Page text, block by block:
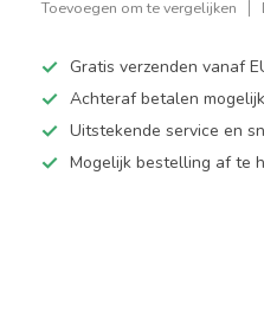
Toevoegen om te vergelijken
Gratis verzenden vanaf
Achteraf betalen
Uitstekende service en
Mogelijk bestelling af te